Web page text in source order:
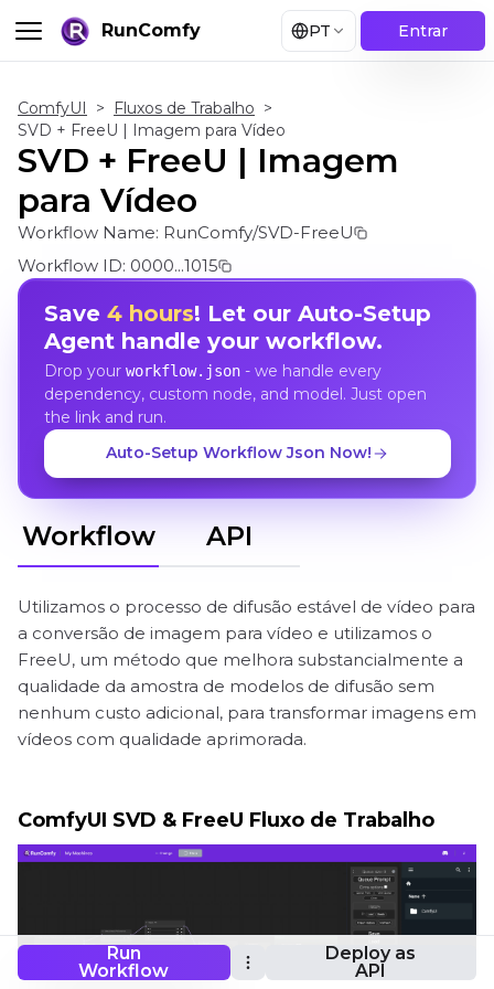
RunComfy PT Entrar
Run
Workflow
Deploy as
API
ComfyUI > Fluxos de Trabalho >
SVD + FreeU | Imagem para Vídeo
SVD + FreeU | Imagem
para Vídeo
Workflow Name: RunComfy/SVD-FreeU
Workflow ID: 0000...1015
Save 4 hours! Let our Auto-Setup
Agent handle your workflow.
Drop your workflow.json- we handle every
dependency, custom node, and model. Just open
the link and run.
Auto-Setup Workflow Json Now!
Workflow API
Utilizamos o processo de difusão estável de vídeo para
a conversão de imagem para vídeo e utilizamos o
FreeU, um método que melhora substancialmente a
qualidade da amostra de modelos de difusão sem
nenhum custo adicional, para transformar imagens em
vídeos com qualidade aprimorada.
ComfyUI SVD & FreeU Fluxo de Trabalho